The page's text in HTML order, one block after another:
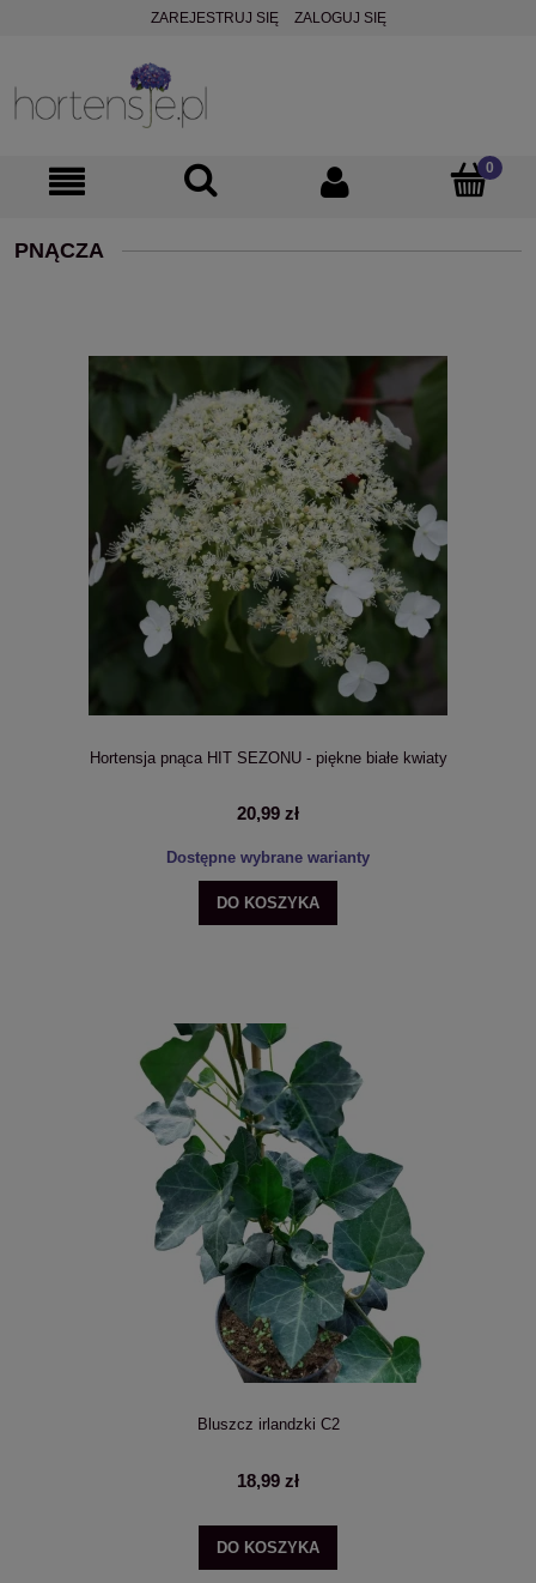
ZAREJESTRUJ SIĘ ZALOGUJ SIĘ
PNĄCZA
Hortensja pnąca HIT SEZONU - piękne białe kwiaty
20,99 zł
Dostępne wybrane warianty
DO KOSZYKA
Bluszcz irlandzki C2
18,99 zł
DO KOSZYKA